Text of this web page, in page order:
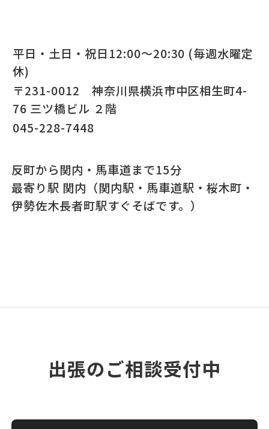
平日・土日・祝日12:00～20:30 (毎週水曜定
休)
〒231-0012 神奈川県横浜市中区相生町4-
76 三ツ橋ビル ２階
045-228-7448
反町から関内・馬車道まで15分
最寄り駅 関内（関内駅・馬車道駅・桜木町・
伊勢佐木長者町駅すぐそばです。）
出張のご相談受付中